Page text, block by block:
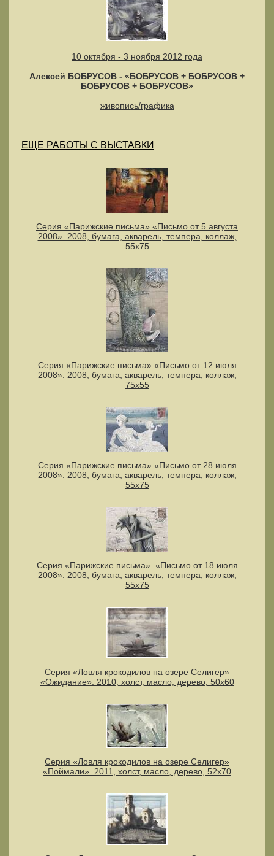
10 октября - 3 ноября 2012 года
Алексей БОБРУСОВ - «БОБРУСОВ + БОБРУСОВ +
БОБРУСОВ + БОБРУСОВ»
живопись/графика
ЕЩЕ РАБОТЫ С ВЫСТАВКИ
Серия «Парижские письма» «Письмо от 5 августа
2008». 2008, бумага, акварель, темпера, коллаж,
55х75
Серия «Парижские письма» «Письмо от 12 июля
2008». 2008, бумага, акварель, темпера, коллаж,
75х55
Серия «Парижские письма» «Письмо от 28 июля
2008». 2008, бумага, акварель, темпера, коллаж,
55х75
Серия «Парижские письма». «Письмо от 18 июля
2008». 2008, бумага, акварель, темпера, коллаж,
55х75
Серия «Ловля крокодилов на озере Селигер»
«Ожидание». 2010, холст, масло, дерево, 50х60
Серия «Ловля крокодилов на озере Селигер»
«Поймали». 2011, холст, масло, дерево, 52х70